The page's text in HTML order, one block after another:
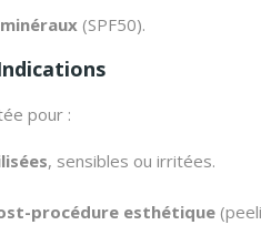
(SPF50).
pour :
, sensibles ou irritées.
procédure esthétique